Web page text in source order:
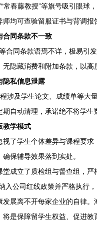
常春藤教授”等旗号吸引眼
均可查验留服证书与背调
合同条款不一致
等合同条款语焉不详，极易
隐藏消费和附加条款，以高
隐私信息泄露
涉及学生论文、成绩单等大
自动清理，承诺绝不将学生
教学模式
了学生个体差异与课程要求
保辅导效果落到实处。
成立了质检组与督查组，
入公司红线政策并严格执行
展离不开每家企业的自律
是保障留学生权益、促进教